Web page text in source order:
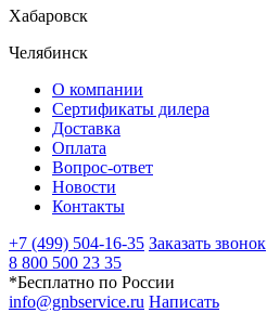
Хабаровск
Челябинск
О компании
Сертификаты дилера
Доставка
Оплата
Вопрос-ответ
Новости
Контакты
+7 (499) 504-16-35 Заказать звонок
8 800 500 23 35
*Бесплатно по России
info@gnbservice.ru Написать